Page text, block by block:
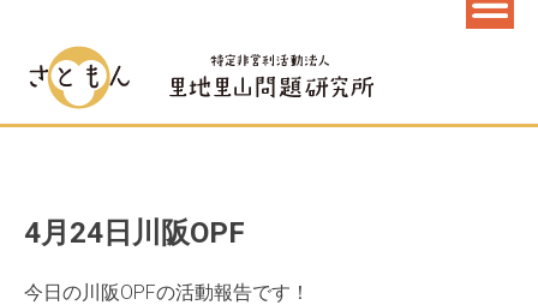
4月24日川阪OPF
今日の川阪OPFの活動報告です！